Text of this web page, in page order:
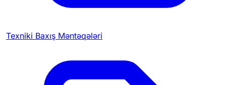
Texniki Baxış Məntəqələri